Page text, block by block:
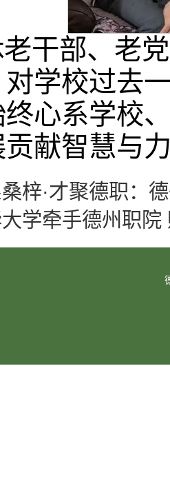
干部、老
学校过去
心系学校
献智慧与
梓·才聚德职：
学牵手德州职